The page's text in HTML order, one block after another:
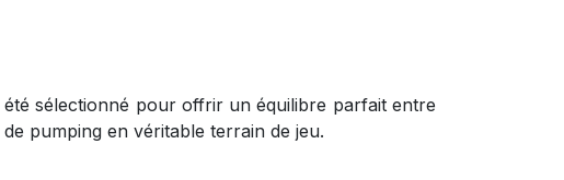
sélectionné pour offrir un équilibre parfait entre
pumping en véritable terrain de jeu.